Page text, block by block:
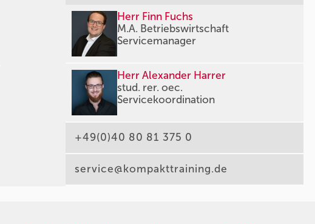
Herr Finn Fuchs
M.A. Betriebswirtschaft
Servicemanager
Herr Alexander Harrer
stud. rer. oec.
Servicekoordination
+49(0)40 80 81 375 0
service@kompakttraining.de